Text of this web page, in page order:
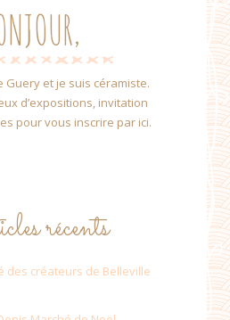
Guery et je suis céramiste.
d’expositions, invitation
pour vous inscrire par ici.
récents
des créateurs de Belleville